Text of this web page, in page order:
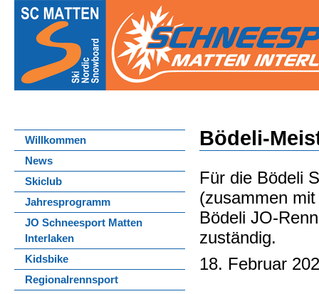
Willkommen
News
Skiclub
Jahresprogramm
JO Schneesport Matten
Interlaken
Kidsbike
Regionalrennsport
Bödeli-
Für die Bödeli
(zusammen
Bödeli JO-
zuständig.
18. Februar